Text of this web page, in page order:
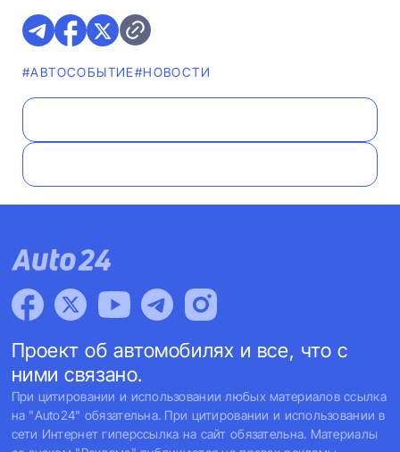
#АВТОСОБЫТИЕ#НОВОСТИ
Проект об автомобилях и все, что с
ними связано.
При цитировании и использовании любых материалов ссылка
на "Auto24" обязательна. При цитировании и использовании в
сети Интернет гиперссылка на сайт обязательна. Материалы